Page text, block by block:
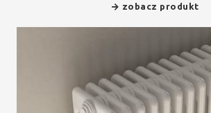
zobacz produkt